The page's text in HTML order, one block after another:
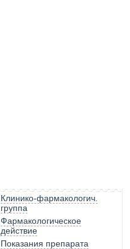
Клинико-фармакологич.
группа
Фармакологическое
действие
Показания препарата